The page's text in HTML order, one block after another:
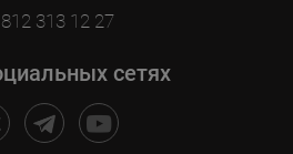
313 12 27
сетях